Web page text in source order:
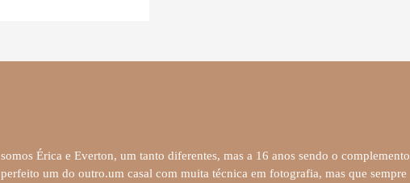
somos Érica e Everton, um tanto diferentes, mas a 16 anos sendo o complemento
perfeito um do outro.um casal com muita técnica em fotografia, mas que sempre